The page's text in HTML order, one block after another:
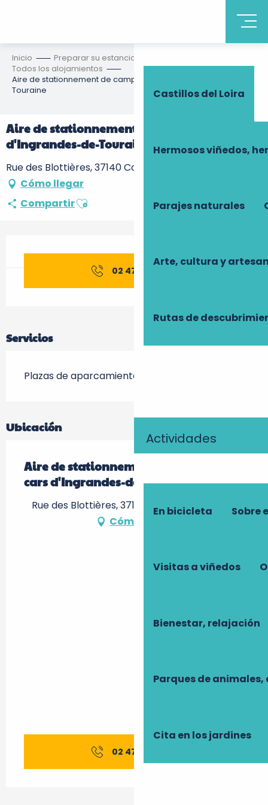
Descubrir Touraine
Castillos del Loira
Hermosos viñedos,
Parajes naturales
Arte, cultura y
Rutas de
Actividades
En bicicleta Sobre
Visitas a viñedos
Bienestar, relajación
Parques de
Cita en los jardines
Inicio Preparar su estancia
Todos los alojamientos
Aire de stationnement de camping-cars d'Ingrandes-de-
Touraine
Aire de stationnement de camping-cars
d'Ingrandes-de-Touraine
Rue des Blottières, 37140 Coteaux-sur-Loire
Cómo llegar
CompartirAjouter aux favoris
02 47 96 98
Servicios
Plazas de aparcamiento nocturno
Ubicación
Aire de stationnement de camping-
cars d'Ingrandes-de-Touraine
Rue des Blottières, 37140 Coteaux-sur-Loire
Cómo llegar
02 47 96 98